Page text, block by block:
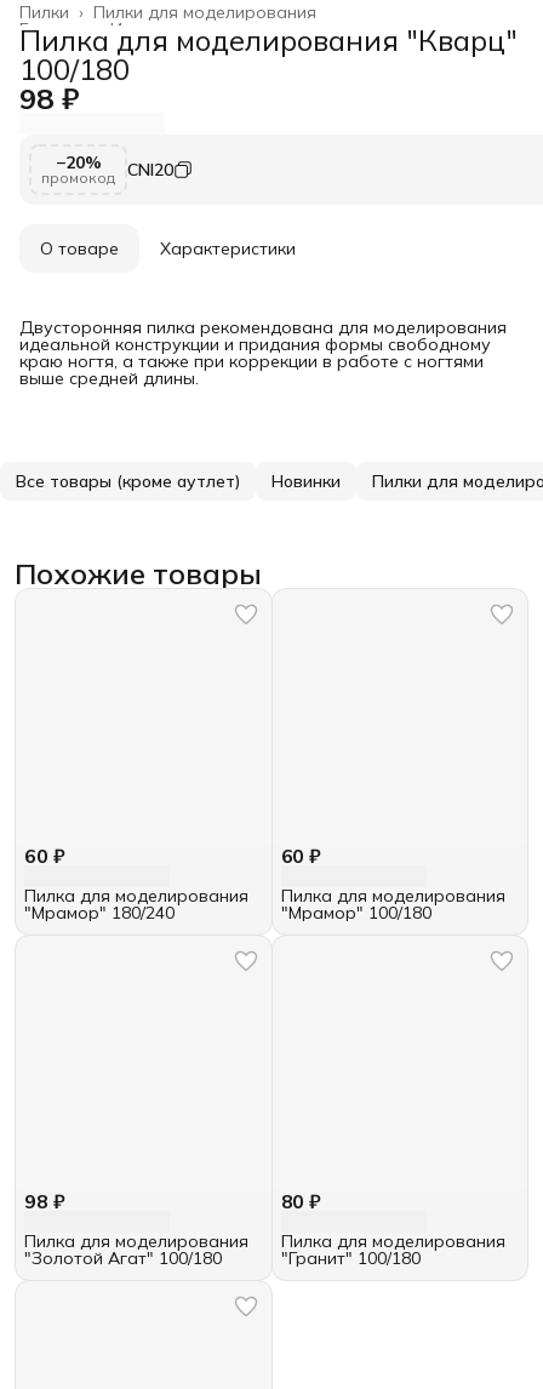
Пилки для моделирования
Пилки ›
Инструменты и принадлежности
Главная
Пилка для моделирования "Кварц"
100/180
98 ₽
−20%
промокод CNI20
О товаре Характеристики
Двусторонняя пилка рекомендована для моделирования
идеальной конструкции и придания формы свободному
краю ногтя, а также при коррекции в работе с ногтями
выше средней длины.
Все товары (кроме аутлет) Новинки Пилки для
Похожие товары
60 ₽
Пилка для моделирования
"Мрамор" 180/240
60 ₽
Пилка для моделирования
"Мрамор" 100/180
98 ₽
Пилка для моделирования
"Золотой Агат" 100/180
80 ₽
Пилка для моделирования
"Гранит" 100/180